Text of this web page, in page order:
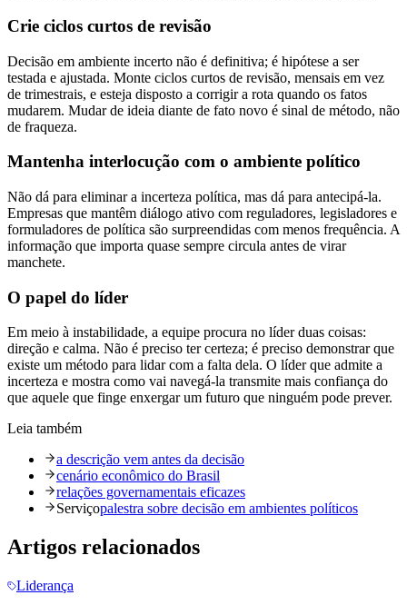
Crie ciclos curtos de revisão
Decisão em ambiente incerto não é definitiva; é hipótese a ser
testada e ajustada. Monte ciclos curtos de revisão, mensais em vez
de trimestrais, e esteja disposto a corrigir a rota quando os fatos
mudarem. Mudar de ideia diante de fato novo é sinal de método, não
de fraqueza.
Mantenha interlocução com o ambiente político
Não dá para eliminar a incerteza política, mas dá para antecipá-la.
Empresas que mantêm diálogo ativo com reguladores, legisladores e
formuladores de política são surpreendidas com menos frequência. A
informação que importa quase sempre circula antes de virar
manchete.
O papel do líder
Em meio à instabilidade, a equipe procura no líder duas coisas:
direção e calma. Não é preciso ter certeza; é preciso demonstrar que
existe um método para lidar com a falta dela. O líder que admite a
incerteza e mostra como vai navegá-la transmite mais confiança do
que aquele que finge enxergar um futuro que ninguém pode prever.
Leia também
a descrição vem antes da decisão
cenário econômico do Brasil
relações governamentais eficazes
Serviçopalestra sobre decisão em ambientes políticos
Artigos relacionados
Liderança